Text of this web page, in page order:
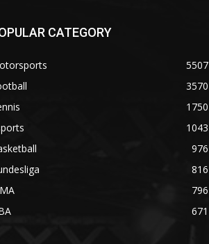
CATEGORY
5507
3570
1750
1043
976
816
796
671